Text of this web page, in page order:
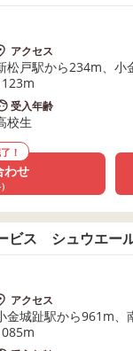
アクセス
松戸駅から234m、小
受入年齢
校生
！
わせ
ビス シュウエー
アクセス
金城趾駅から961m、